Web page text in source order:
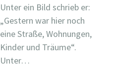
Unter ein Bild schrieb er:
„Gestern war hier noch
eine Straße, Wohnungen,
Kinder und Träume“.
Unter…